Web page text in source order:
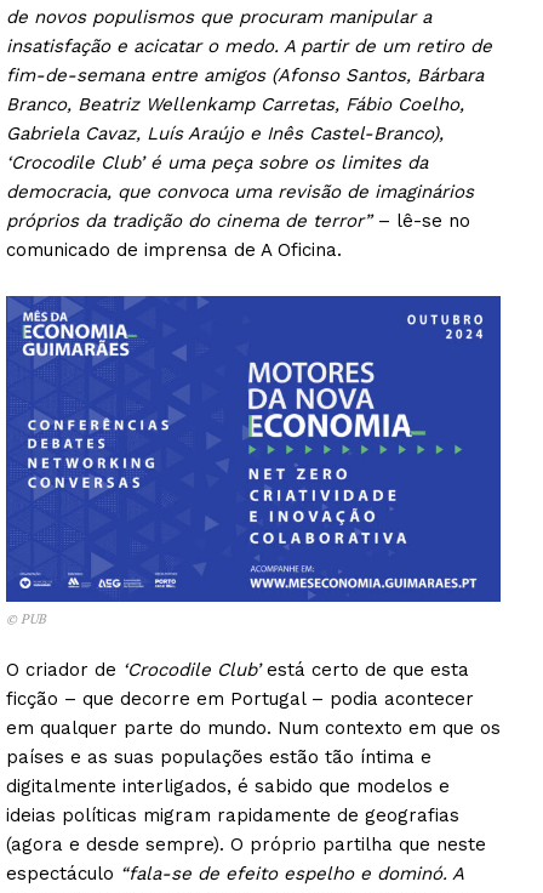
de novos populismos que procuram manipular a
insatisfação e acicatar o medo. A partir de um retiro de
fim-de-semana entre amigos (Afonso Santos, Bárbara
Branco, Beatriz Wellenkamp Carretas, Fábio Coelho,
Gabriela Cavaz, Luís Araújo e Inês Castel-Branco),
‘Crocodile Club’ é uma peça sobre os limites da
democracia, que convoca uma revisão de imaginários
próprios da tradição do cinema de terror” – lê-se no
comunicado de imprensa de A Oficina.
© PUB
O criador de ‘Crocodile Club’está certo de que esta
ficção – que decorre em Portugal – podia acontecer
em qualquer parte do mundo. Num contexto em que os
países e as suas populações estão tão íntima e
digitalmente interligados, é sabido que modelos e
ideias políticas migram rapidamente de geografias
(agora e desde sempre). O próprio partilha que neste
espectáculo “fala-se de efeito espelho e dominó. A